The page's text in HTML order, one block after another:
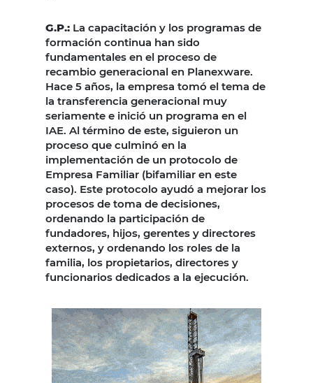
G.P.: La capacitación y los programas de
formación continua han sido
fundamentales en el proceso de
recambio generacional en Planexware.
Hace 5 años, la empresa tomó el tema de
la transferencia generacional muy
seriamente e inició un programa en el
IAE. Al término de este, siguieron un
proceso que culminó en la
implementación de un protocolo de
Empresa Familiar (bifamiliar en este
caso). Este protocolo ayudó a mejorar los
procesos de toma de decisiones,
ordenando la participación de
fundadores, hijos, gerentes y directores
externos, y ordenando los roles de la
familia, los propietarios, directores y
funcionarios dedicados a la ejecución.